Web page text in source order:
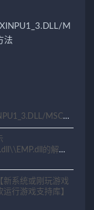
MSCV
的解决
新系统或刚玩游戏
行游戏支持库】